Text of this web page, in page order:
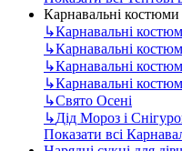
Карнавальні костюми
↳Карнавальні
↳Карнавальні
↳Карнавальні
↳Карнавальні
↳Свято Осені
↳Дід Мороз і
Показати всі